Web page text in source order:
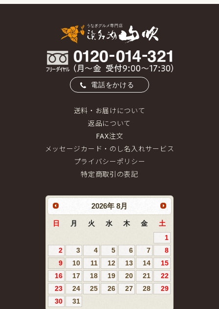
電話をかける
送料・お届けについて
返品について
FAX注文
メッセージカード・のし名入れサービス
プライバシーポリシー
特定商取引の表記
2026年 8月
日 月 火 水 木 金
土
1
2
3 4 5 6 7
8
9
10 11 12 13 14
15
16
17 18 19 20 21
22
23
24 25 26 27 28
29
30
31